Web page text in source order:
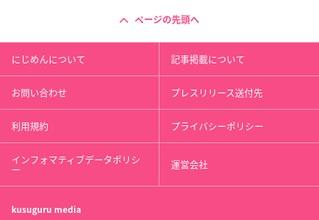
ページの先頭へ
にじめんについて 記事掲載について
お問い合わせ プレスリリース送付先
利用規約 プライバシーポリシー
インフォマティブデータポリシ
ー 運営会社
kusuguru media